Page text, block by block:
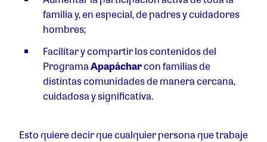
familia y, en especial, de padres y cuidadores
hombres;
Facilitar y compartir los contenidos del
ProgramaApapácharcon familias de
distintas comunidades de manera cercana,
cuidadosa y significativa.
Esto quiere decir que cualquier persona que trabaje